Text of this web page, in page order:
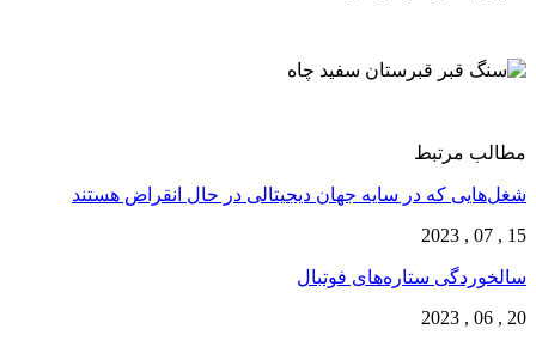
مطالب مرتبط
شغل‌‌هایی که در سایه جهان دیجیتالی در حال انقراض هستند
15 , 07 , 2023
سالخوردگی ستاره‌های فوتبال
20 , 06 , 2023